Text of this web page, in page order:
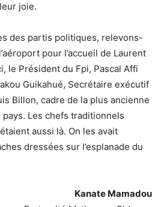
joie.
des partis politiques, relevons-
pour l’accueil de Laurent
le Président du Fpi, Pascal Affi
Guikahué, Secrétaire exécutif
Billon, cadre de la plus ancienne
Les chefs traditionnels
aussi là. On les avait
dressées sur l’esplanade du
Kanate Mamadou